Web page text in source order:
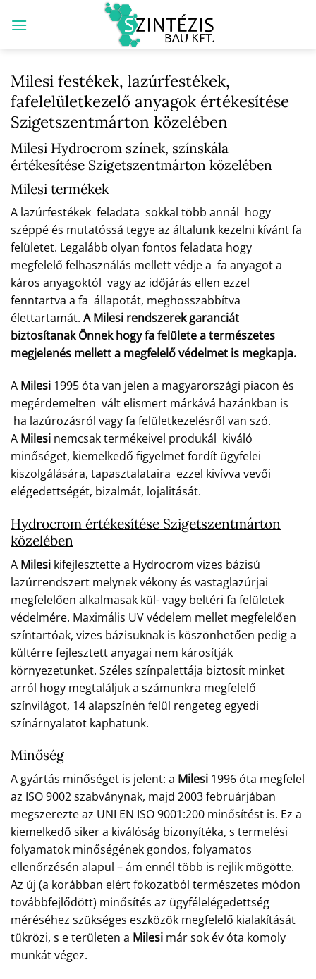
Milesi festékek, lazúrfestékek,
fafelelületkezelő anyagok értékesítése
Szigetszentmárton közelében
Milesi Hydrocrom színek, színskála
értékesítése Szigetszentmárton közelében
Milesi termékek
A lazúrfestékek feladata sokkal több annál hogy
széppé és mutatóssá tegye az általunk kezelni kívánt fa
felületet. Legalább olyan fontos feladata hogy
megfelelő felhasználás mellett védje a fa anyagot a
káros anyagoktól vagy az időjárás ellen ezzel
fenntartva a fa állapotát, meghosszabbítva
élettartamát. A Milesi rendszerek garanciát
biztosítanak Önnek hogy fa felülete a természetes
megjelenés mellett a megfelelő védelmet is megkapja.
A Milesi 1995 óta van jelen a magyarországi piacon és
megérdemelten vált elismert márkává hazánkban is
ha lazúrozásról vagy fa felületkezelésről van szó.
A Milesi nemcsak termékeivel produkál kiváló
minőséget, kiemelkedő figyelmet fordít ügyfelei
kiszolgálására, tapasztalataira ezzel kivívva vevői
elégedettségét, bizalmát, lojalitását.
Hydrocrom értékesítése Szigetszentmárton
közelében
A Milesi kifejlesztette a Hydrocrom vizes bázisú
lazúrrendszert melynek vékony és vastaglazúrjai
megfelelően alkalmasak kül- vagy beltéri fa felületek
védelmére. Maximális UV védelem mellet megfelelően
színtartóak, vizes bázisuknak is köszönhetően pedig a
kültérre fejlesztett anyagai nem károsítják
környezetünket. Széles színpalettája biztosít minket
arról hogy megtaláljuk a számunkra megfelelő
színvilágot, 14 alapszínén felül rengeteg egyedi
színárnyalatot kaphatunk.
Minőség
A gyártás minőséget is jelent: a Milesi 1996 óta megfelel
az ISO 9002 szabványnak, majd 2003 februárjában
megszerezte az UNI EN ISO 9001:200 minősítést is. Ez a
kiemelkedő siker a kiválóság bizonyítéka, s termelési
folyamatok minőségének gondos, folyamatos
ellenőrzésén alapul – ám ennél több is rejlik mögötte.
Az új (a korábban elért fokozatból természetes módon
továbbfejlődött) minősítés az ügyfélelégedettség
méréséhez szükséges eszközök megfelelő kialakítását
tükrözi, s e területen a Milesi már sok év óta komoly
munkát végez.